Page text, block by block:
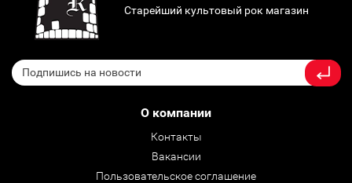
Старейший культовый рок магазин
О компании
Контакты
Вакансии
Пользовательское соглашение